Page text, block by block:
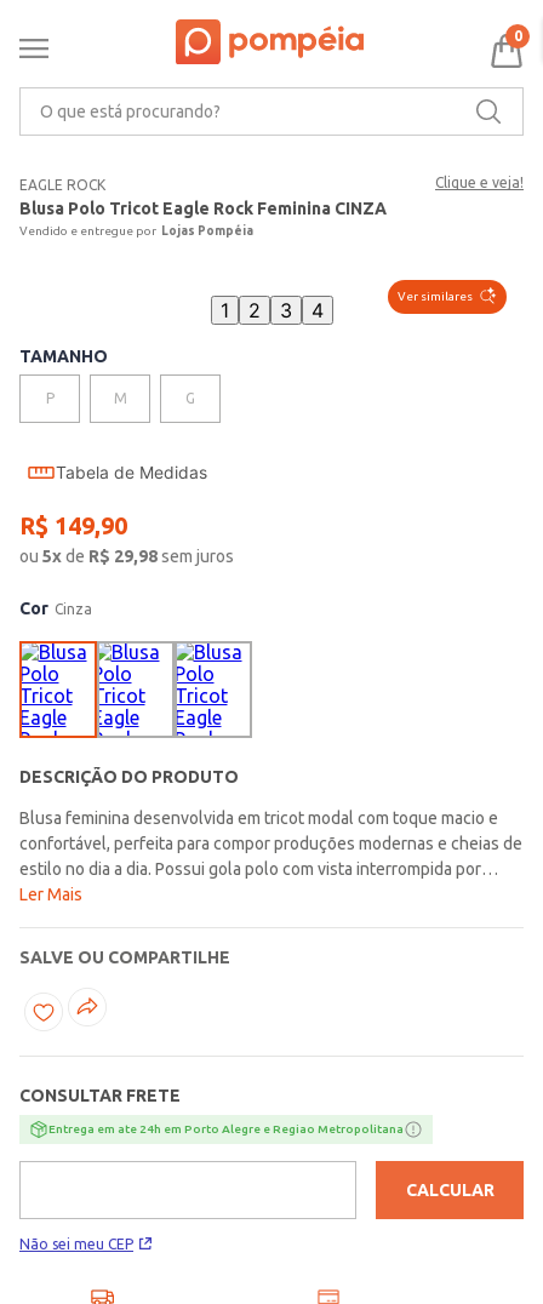
0
EAGLE ROCK Clique e veja!
Blusa Polo Tricot Eagle Rock Feminina CINZA
Lojas Pompéia
Ver similares
1 2 3 4
TAMANHO
P M G
Tabela de Medidas
R$ 149,90
ou 5xde R$ 29,98sem juros
Cor Cinza
DESCRIÇÃO DO PRODUTO
Blusa feminina desenvolvida em tricot modal com toque macio e
confortável, perfeita para compor produções modernas e cheias de
estilo no dia a dia. Possui gola polo com vista interrompida por
botões de casa, mangas longas e acabamentos em pontos
do comprimento cropped, que adicionam um toque atual e
despojado à composição. Uma blusa versátil e estilosa, ideal para
criar looks confortáveis e modernos em diferentes momentos da
Ler Mais
SALVE OU COMPARTILHE
CONSULTAR FRETE
Entrega em ate 24h em Porto Alegre e Regiao Metropolitana
Não sei meu CEP
CALCULAR